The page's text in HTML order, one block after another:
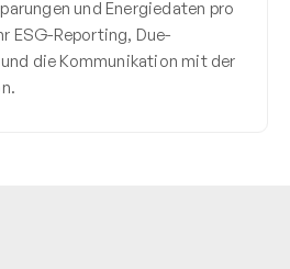
und Energiedaten pro
ESG-Reporting, Due-
die Kommunikation mit der